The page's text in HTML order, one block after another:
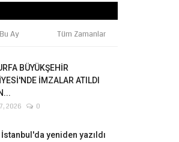
Bu Ay Tüm Zamanlar
BÜYÜKŞEHİR
İMZALAR ATILDI
2026 0
yeniden yazıldı